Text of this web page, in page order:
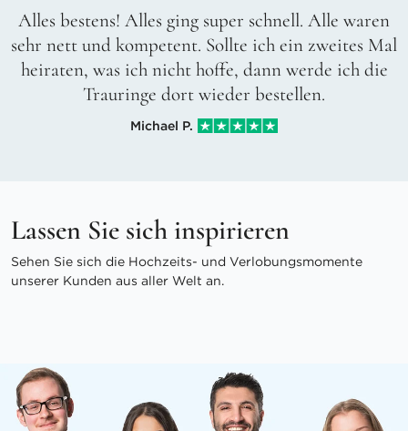
Alles bestens! Alles ging super schnell. Alle waren
sehr nett und kompetent. Sollte ich ein zweites Mal
heiraten, was ich nicht hoffe, dann werde ich die
Trauringe dort wieder bestellen.
Michael P.
Lassen Sie sich inspirieren
Sehen Sie sich die Hochzeits- und Verlobungsmomente
unserer Kunden aus aller Welt an.